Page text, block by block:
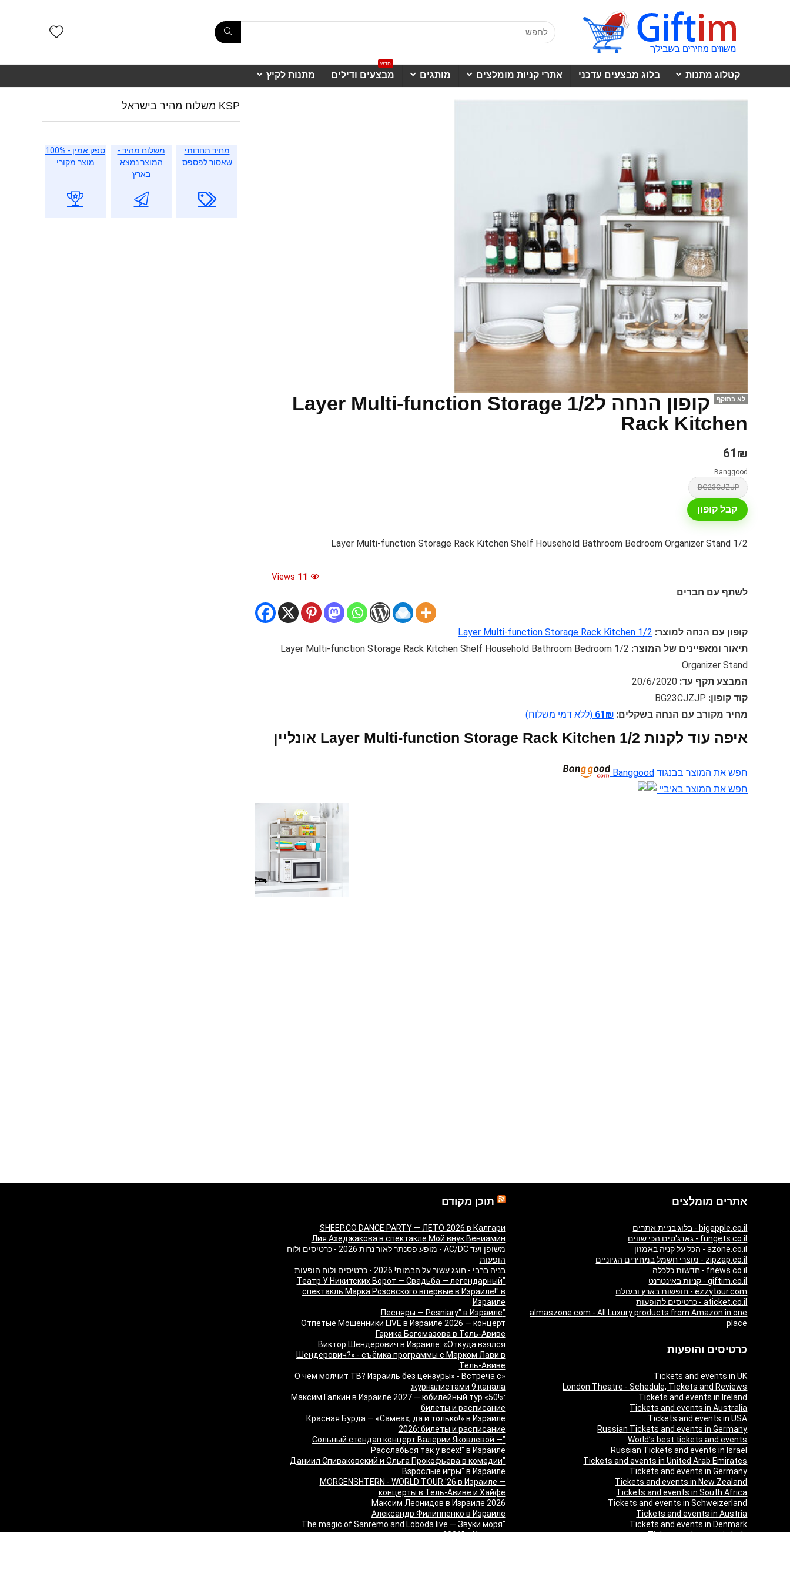
קטלוג מתנות בלוג מבצעים עדכני אתרי קניות מומלצים מותגים מבצעים ודילים
חדש
מתנות לקיץ
לא בתוקף
קופון הנחה ל1/2 Layer Multi-function Storage
Rack Kitchen
61₪
Banggood
BG23CJZJP
קבל קופון
1/2 Layer Multi-function Storage Rack Kitchen Shelf Household Bathroom Bedroom Organizer Stand
11
לשתף עם חברים
קופון עם הנחה למוצר: 1/2 Layer Multi-function Storage Rack Kitchen
תיאור ומאפיינים של המוצר:
1/2 Layer Multi-function Storage Rack Kitchen Shelf Household Bathroom Bedroom
Organizer Stand
המבצע תקף עד: 20/6/2020
קוד קופון: BG23CJZJP
מחיר מקורב עם הנחה בשקלים: 61₪ (ללא דמי משלוח)
איפה עוד לקנות 1/2 Layer Multi-function Storage Rack Kitchen אונליין
חפש את המוצר בבנגוד Banggood
חפש את המוצר באיביי
KSP משלוח מהיר בישראל
מחיר תחרותי
שאסור לפספס
משלוח מהיר -
המוצר נמצא
בארץ
ספק אמין - 100%
מוצר מקורי
אתרים מומלצים
bigapple.co.il - בלוג בניית אתרים
fungets.co.il - גאדג'טים הכי שווים
azone.co.il - הכל על קניה באמזון
zipzap.co.il - מוצרי חשמל במחירים הגיוניים
fnews.co.il - חדשות כלכלה
giftim.co.il - קניות באינטרנט
ezzytour.com - חופשות בארץ ובעולם
aticket.co.il - כרטיסים להופעות
almaszone.com - All Luxury products from Amazon in one
place
כרטיסים והופעות
Tickets and events in UK
London Theatre - Schedule, Tickets and Reviews
Tickets and events in Ireland
Tickets and events in Australia
Tickets and events in USA
Russian Tickets and events in Germany
World’s best tickets and events
Russian Tickets and events in Israel
Tickets and events in United Arab Emirates
Tickets and events in Germany
Tickets and events in New Zealand
Tickets and events in South Africa
Tickets and events in Schweizerland
Tickets and events in Austria
Tickets and events in Denmark
Tickets and events in Italy
תוכן מקודם
SHEEP.CO DANCE PARTY — ЛЕТО 2026 в Калгари
Лия Ахеджакова в спектакле Мой внук Вениамин
משופן ועד AC/DC - מופע פסנתר לאור נרות 2026 - כרטיסים ולוח
הופעות
בניה ברבי - חוגג עשור על הבמות! 2026 - כרטיסים ולוח הופעות
"Театр У Никитских Ворот — Свадьба — легендарный
спектакль Марка Розовского впервые в Израиле!" в
Израиле
"Песняры — Pesniary" в Израиле
Отпетые Мошенники LIVE в Израиле 2026 — концерт
Гарика Богомазова в Тель-Авиве
Виктор Шендерович в Израиле: «Откуда взялся
Шендерович?» - съёмка программы с Марком Лави в
Тель-Авиве
«О чём молчит ТВ? Израиль без цензуры» - Встреча с
журналистами 9 канала
Максим Галкин в Израиле 2027 — юбилейный тур «50!»:
билеты и расписание
Красная Бурда — «Самеах, да и только!» в Израиле
2026: билеты и расписание
"Сольный стендап концерт Валерии Яковлевой —
Расслабься так у всех!" в Израиле
"Даниил Спиваковский и Ольга Прокофьева в комедии
Взрослые игры" в Израиле
MORGENSHTERN - WORLD TOUR '26 в Израиле —
концерты в Тель-Авиве и Хайфе
Максим Леонидов в Израиле 2026
Александр Филиппенко в Израиле
"The magic of Sanremo and Loboda live — Звуки моря
2026" в Израиле